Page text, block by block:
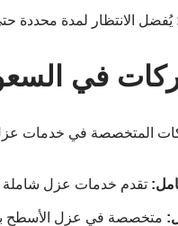
يُفضل الانتظار لمدة محددة
في
المتخصصة في خدمات عزل
تقدم خدمات عزل شاملة
متخصصة في عزل الأسطح